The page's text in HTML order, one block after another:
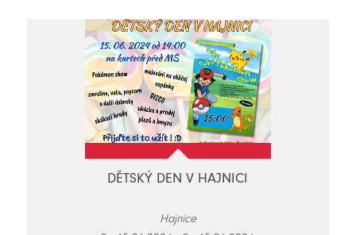
DĚTSKÝ DEN V HAJNICI
Hajnice